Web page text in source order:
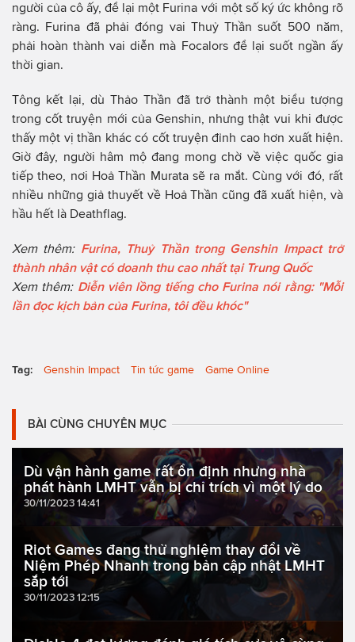
người của cô ấy, để lại một Furina với một số ký ức không rõ
ràng. Furina đã phải đóng vai Thuỷ Thần suốt 500 năm,
phải hoàn thành vai diễn mà Focalors để lại suốt ngần ấy
thời gian.
Tông kết lại, dù Thảo Thần đã trở thành một biểu tượng
trong cốt truyện mới của Genshin, nhưng thật vui khi được
thấy một vị thần khác có cốt truyện đỉnh cao hơn xuất hiện.
Giờ đây, người hâm mộ đang mong chờ về việc quốc gia
tiếp theo, nơi Hoả Thần Murata sẽ ra mắt. Cùng với đó, rất
nhiều những giả thuyết về Hoả Thần cũng đã xuất hiện, và
hầu hết là Deathflag.
Xem thêm: Furina, Thuỷ Thần trong Genshin Impact trở
thành nhân vật có doanh thu cao nhất tại Trung Quốc
Xem thêm: Diễn viên lồng tiếng cho Furina nói rằng: "Mỗi
lần đọc kịch bản của Furina, tôi đều khóc"
Tag: Genshin Impact Tin tức game Game Online
BÀI CÙNG CHUYÊN MỤC
Dù vận hành game rất ổn định nhưng nhà
phát hành LMHT vẫn bị chỉ trích vì một lý do
30/11/2023 14:41
Riot Games đang thử nghiệm thay đổi về
Niệm Phép Nhanh trong bản cập nhật LMHT
sắp tới
30/11/2023 12:15